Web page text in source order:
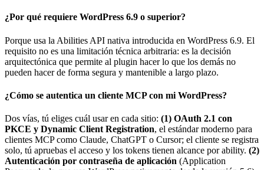
¿Por qué requiere WordPress 6.9 o superior?
Porque usa la Abilities API nativa introducida en WordPress 6.9. El
requisito no es una limitación técnica arbitraria: es la decisión
arquitectónica que permite al plugin hacer lo que los demás no
pueden hacer de forma segura y mantenible a largo plazo.
¿Cómo se autentica un cliente MCP con mi WordPress?
Dos vías, tú eliges cuál usar en cada sitio: (1) OAuth 2.1 con
PKCE y Dynamic Client Registration, el estándar moderno para
clientes MCP como Claude, ChatGPT o Cursor; el cliente se registra
solo, tú apruebas el acceso y los tokens tienen alcance por ability. (2)
Autenticación por contraseña de aplicación (Application